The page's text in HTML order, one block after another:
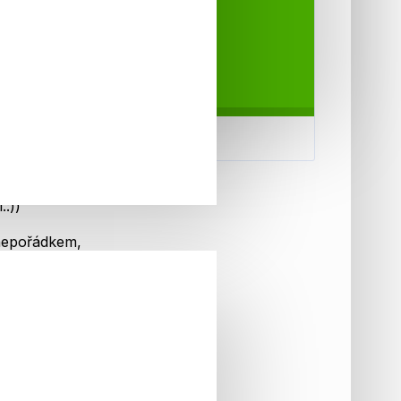
může
vzduch
v
vrstev
Tímto